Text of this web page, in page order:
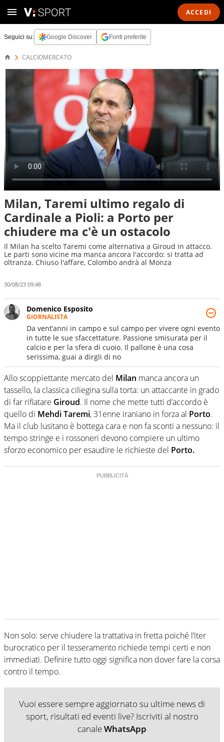
ACCEDI
Seguici su: Google Discover Fonti preferite
CALCIOMERCATO
Milan, Taremi ultimo regalo di
Cardinale a Pioli: a Porto per
chiudere ma c'è un ostacolo
Il Milan ha scelto Taremi come alternativa a Giroud in attacco.
Le parti sono vicine ma manca ancora l'accordo: si tratta ad
oltranza. Chiuso l'affare, Colombo andrà al Monza
30/08/23 09:48
Domenico Esposito
GIORNALISTA
Da vent’anni in campo e sul campo per vivere ogni evento
in tutte le sue sfaccettature. Passione smisurata per il
calcio e per la sfera di cuoio. Il pallone è una cosa
serissima, guai a dirgli di no
Allo scoppiettante mercato del Milan manca ancora un
tassello, la classica ciliegina sulla torta: un attaccante in grado
di far rifiatare Giroud. Il nome che mette tutti d’accordo è
quello di Mehdi Taremi, 31enne iraniano in forza al Porto.
Ma il club lusitano è bottega cara e non fa sconti a nessuno: il
tempo stringe e i rossoneri devono compiere un ultimo
sforzo economico per esaudire le richieste del Porto.
Non solo: serve chiudere la trattativa in fretta poiché l’iter
burocratico per il tesseramento richiede tempi certi e non
immediati. Definire tutto oggi significa non dover fare la corsa
contro il tempo.
Vuoi essere sempre aggiornato su ultime news di
sport, risultati ed eventi live? Iscriviti al nostro
canaleWhatsApp